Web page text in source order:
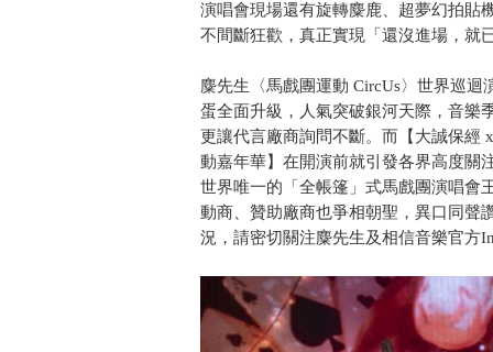
演唱會現場還有旋轉麋鹿、超夢幻拍貼
不間斷狂歡，真正實現「還沒進場，就
麋先生〈馬戲團運動 CircUs〉世界巡
蛋全面升級，人氣突破銀河天際，音樂
更讓代言廠商詢問不斷。而【大誠保經
動嘉年華】在開演前就引發各界高度關
世界唯一的「全帳篷」式馬戲團演唱會
動商、贊助廠商也爭相朝聖，異口同聲
況，請密切關注麋先生及相信音樂官方